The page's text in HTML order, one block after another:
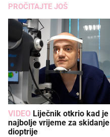
PROČITAJTE JOŠ
VIDEO
najbolje vrijeme za skidanje
dioptrije